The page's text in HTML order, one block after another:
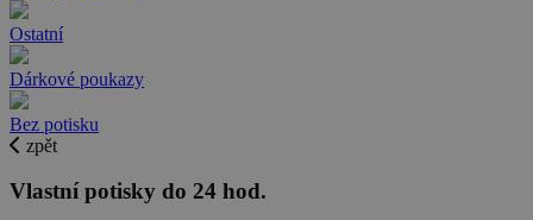
Ostatní
Dárkové poukazy
Bez potisku
zpět
Vlastní potisky do 24 hod.